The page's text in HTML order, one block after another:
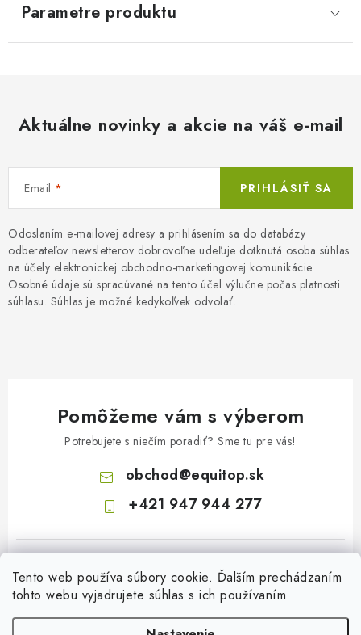
Tento web používa súbory cookie. Ďalším prechádzaním
tohto webu vyjadrujete súhlas s ich používaním.
Parametre produktu
Aktuálne novinky a akcie na váš e-mail
Email
Odoslaním e-mailovej adresy a prihlásením sa do databázy
odberateľov newsletterov dobrovoľne udeľuje dotknutá osoba súhlas
na účely elektronickej obchodno-marketingovej komunikácie.
Osobné údaje sú spracúvané na tento účel výlučne počas platnosti
súhlasu. Súhlas je možné kedykoľvek odvolať.
PRIHLÁSIŤ SA
Pomôžeme vám s výberom
Potrebujete s niečím poradiť? Sme tu pre vás!
obchod@equitop.sk
+421 947 944 277